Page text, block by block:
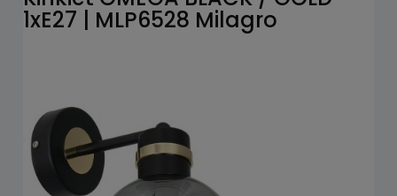
1xE27 | MLP6528 Milagro